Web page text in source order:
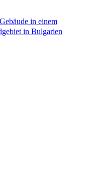
in einem
in Bulgarien